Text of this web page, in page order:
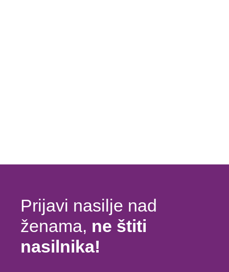
Prijavi nasilje nad
ženama, ne štiti
nasilnika!